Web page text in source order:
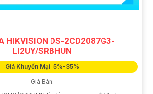
HIKVISION DS-2CD2087G3-
LI2UY/SRBHUN
Giá Khuyến Mại: 5%-35%
Giá Bán: